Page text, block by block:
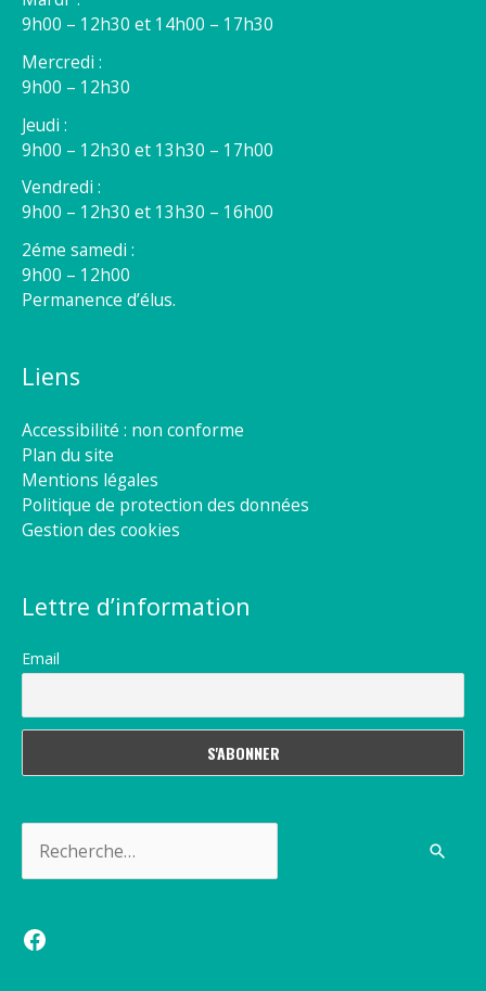
9h00 – 12h30 et 14h00 – 17h30
Mercredi :
9h00 – 12h30
Jeudi :
9h00 – 12h30 et 13h30 – 17h00
Vendredi :
9h00 – 12h30 et 13h30 – 16h00
2éme samedi :
9h00 – 12h00
Permanence d’élus.
Liens
Accessibilité : non conforme
Plan du site
Mentions légales
Politique de protection des données
Gestion des cookies
Lettre d’information
Email
Facebook